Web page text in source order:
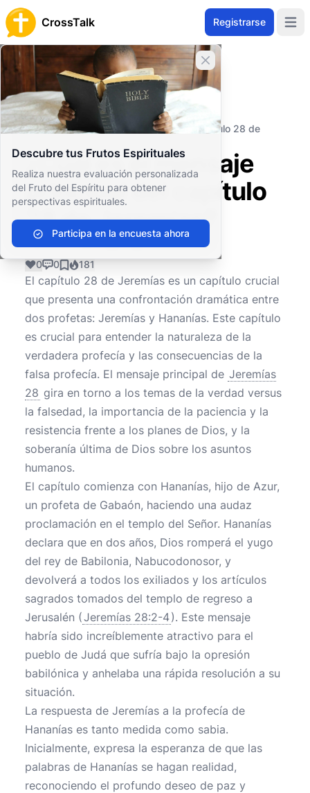
CrossTalk Registrarse
Cerrar banner
Descubre tus Frutos Espirituales
Realiza nuestra evaluación personalizada
del Fruto del Espíritu para obtener
perspectivas espirituales.
Participa en la encuesta ahora
Inicio
Archivo de Preguntas
Antiguo Testamento
Profetas Mayores
¿Cuál es el mensaje principal del capítulo 28 de
¿Cuál es el mensaje
principal del capítulo
28 de Jeremías?
0 0 181
El capítulo 28 de Jeremías es un capítulo crucial
que presenta una confrontación dramática entre
dos profetas: Jeremías y Hananías. Este capítulo
es crucial para entender la naturaleza de la
verdadera profecía y las consecuencias de la
falsa profecía. El mensaje principal de Jeremías
28 gira en torno a los temas de la verdad versus
la falsedad, la importancia de la paciencia y la
resistencia frente a los planes de Dios, y la
soberanía última de Dios sobre los asuntos
humanos.
El capítulo comienza con Hananías, hijo de Azur,
un profeta de Gabaón, haciendo una audaz
proclamación en el templo del Señor. Hananías
declara que en dos años, Dios romperá el yugo
del rey de Babilonia, Nabucodonosor, y
devolverá a todos los exiliados y los artículos
sagrados tomados del templo de regreso a
Jerusalén (Jeremías 28:2-4). Este mensaje
habría sido increíblemente atractivo para el
pueblo de Judá que sufría bajo la opresión
babilónica y anhelaba una rápida resolución a su
situación.
La respuesta de Jeremías a la profecía de
Hananías es tanto medida como sabia.
Inicialmente, expresa la esperanza de que las
palabras de Hananías se hagan realidad,
reconociendo el profundo deseo de paz y